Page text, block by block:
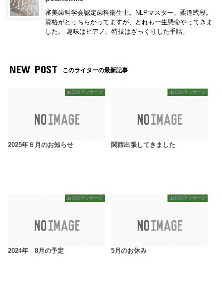
審美歯科学会認定歯科衛生士。NLPマスター。柔道弐段。
資格がとっちらかってますが、どれも一生懸命やってきま
した。 趣味はピアノ。特技はざっくりした手話。
NEW POST このライターの最新記事
お口のマッサージ
2025年６月のお知らせ
お口のマッサージ
関西出張してきました
お口のマッサージ
2024年 8月の予定
お口のマッサージ
5月のお休み